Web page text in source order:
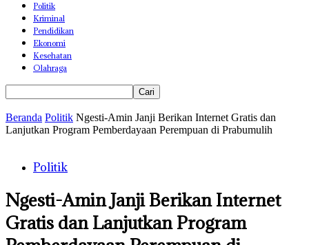
Politik
Kriminal
Pendidikan
Ekonomi
Kesehatan
Olahraga
Beranda Politik Ngesti-Amin Janji Berikan Internet Gratis dan
Lanjutkan Program Pemberdayaan Perempuan di Prabumulih
Politik
Ngesti-Amin Janji Berikan Internet
Gratis dan Lanjutkan Program